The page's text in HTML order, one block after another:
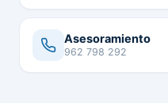
Asesoramiento
962 798 292